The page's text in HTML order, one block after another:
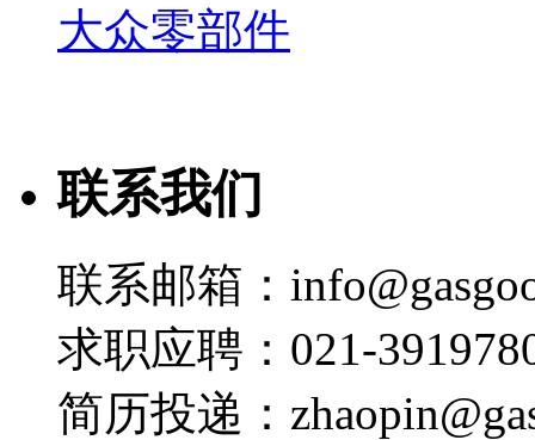
大众零部件
联系我们
联系邮箱：
求职应聘：021-
简历投递：